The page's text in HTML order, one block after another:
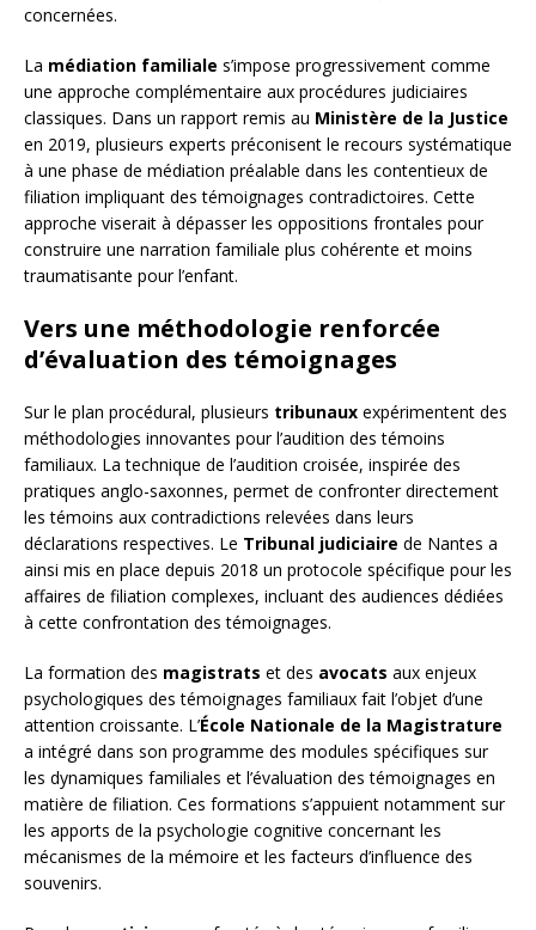
concernées.
La médiation familiale s’impose progressivement comme
une approche complémentaire aux procédures judiciaires
classiques. Dans un rapport remis au Ministère de la Justice
en 2019, plusieurs experts préconisent le recours systématique
à une phase de médiation préalable dans les contentieux de
filiation impliquant des témoignages contradictoires. Cette
approche viserait à dépasser les oppositions frontales pour
construire une narration familiale plus cohérente et moins
traumatisante pour l’enfant.
Vers une méthodologie renforcée
d’évaluation des témoignages
Sur le plan procédural, plusieurs tribunaux expérimentent des
méthodologies innovantes pour l’audition des témoins
familiaux. La technique de l’audition croisée, inspirée des
pratiques anglo-saxonnes, permet de confronter directement
les témoins aux contradictions relevées dans leurs
déclarations respectives. Le Tribunal judiciaire de Nantes a
ainsi mis en place depuis 2018 un protocole spécifique pour les
affaires de filiation complexes, incluant des audiences dédiées
à cette confrontation des témoignages.
La formation des magistrats et des avocats aux enjeux
psychologiques des témoignages familiaux fait l’objet d’une
attention croissante. L’École Nationale de la Magistrature
a intégré dans son programme des modules spécifiques sur
les dynamiques familiales et l’évaluation des témoignages en
matière de filiation. Ces formations s’appuient notamment sur
les apports de la psychologie cognitive concernant les
mécanismes de la mémoire et les facteurs d’influence des
souvenirs.